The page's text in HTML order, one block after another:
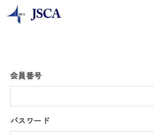
会員番号
パスワード